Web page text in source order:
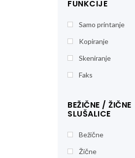
FUNKCIJE
Samo printanje
Kopiranje
Skeniranje
Faks
BEŽIČNE / ŽIČNE
SLUŠALICE
Bežične
Žične